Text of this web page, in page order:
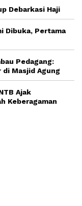
Debarkasi Haji
Dibuka, Pertama
Pedagang:
di Masjid Agung
Ajak
Keberagaman